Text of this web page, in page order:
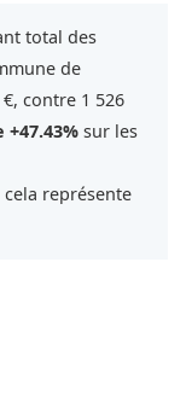
total des
de
contre 1 526
+47.43% sur les
représente